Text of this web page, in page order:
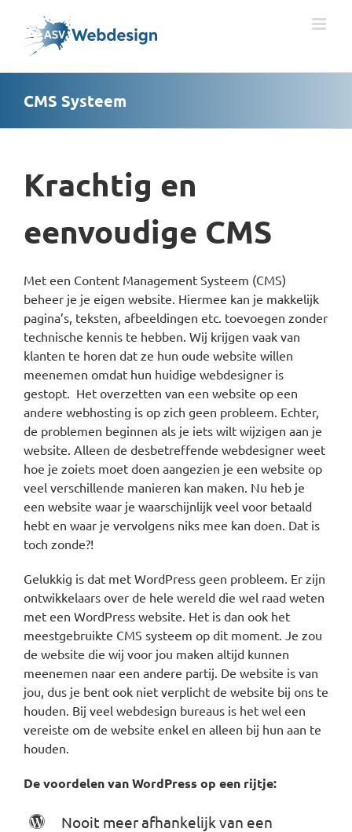
inhoud
CMS Systeem
Krachtig en
eenvoudige CMS
Met een Content Management Systeem (CMS)
beheer je je eigen website. Hiermee kan je makkelijk
pagina’s, teksten, afbeeldingen etc. toevoegen zonder
technische kennis te hebben. Wij krijgen vaak van
klanten te horen dat ze hun oude website willen
meenemen omdat hun huidige webdesigner is
gestopt. Het overzetten van een website op een
andere webhosting is op zich geen probleem. Echter,
de problemen beginnen als je iets wilt wijzigen aan je
website. Alleen de desbetreffende webdesigner weet
hoe je zoiets moet doen aangezien je een website op
veel verschillende manieren kan maken. Nu heb je
een website waar je waarschijnlijk veel voor betaald
hebt en waar je vervolgens niks mee kan doen. Dat is
toch zonde?!
Gelukkig is dat met WordPress geen probleem. Er zijn
ontwikkelaars over de hele wereld die wel raad weten
met een WordPress website. Het is dan ook het
meestgebruikte CMS systeem op dit moment. Je zou
de website die wij voor jou maken altijd kunnen
meenemen naar een andere partij. De website is van
jou, dus je bent ook niet verplicht de website bij ons te
houden. Bij veel webdesign bureaus is het wel een
vereiste om de website enkel en alleen bij hun aan te
houden.
De voordelen van WordPress op een rijtje:
Nooit meer afhankelijk van een